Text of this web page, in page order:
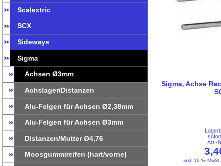
Scalextric
SCX
Sideways
Sigma
Achsen Ø3mm
Achslager/Distanzen
Alu-Felgen für Achsen Ø2,38mm
Alu-Felgen für Achsen Ø3mm
Distanzen/Mutter Ø4,76
Moosgummireifen (hart/vorne)
Sigma, Achse
Art.-
inkl. 19 %